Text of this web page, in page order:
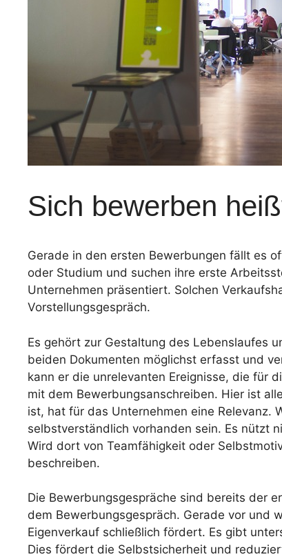
Sich bewerben
Gerade in den ersten Bewerbungen fällt es
oder Studium und suchen ihre erste
Unternehmen präsentiert. Solchen
Vorstellungsgespräch.
Es gehört zur Gestaltung des Lebenslaufes
beiden Dokumenten möglichst erfasst und
kann er die unrelevanten Ereignisse, die für
mit dem Bewerbungsanschreiben. Hier ist
ist, hat für das Unternehmen eine Relevanz.
selbstverständlich vorhanden sein. Es nützt
Wird dort von Teamfähigkeit oder
beschreiben.
Die Bewerbungsgespräche sind bereits der
dem Bewerbungsgespräch. Gerade vor und
Eigenverkauf schließlich fördert. Es gibt
Dies fördert die Selbstsicherheit und